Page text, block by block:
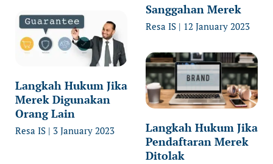
Langkah Hukum Jika
Merek Digunakan
Orang Lain
Resa IS 3 January 2023
Sanggahan Merek
Resa IS 12 January 2023
Langkah Hukum Jika
Pendaftaran Merek
Ditolak